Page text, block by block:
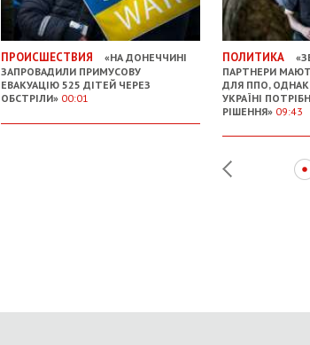
ПРОИСШЕСТВИЯ
«НА ДОНЕЧЧИНІ
ЗАПРОВАДИЛИ ПРИМУСОВУ
ЕВАКУАЦІЮ 525 ДІТЕЙ ЧЕРЕЗ
ОБСТРІЛИ» 00:01
ПОЛИТИКА
ПАРТНЕРИ
ДЛЯ ППО,
УКРАЇНІ
РІШЕННЯ» 09:43